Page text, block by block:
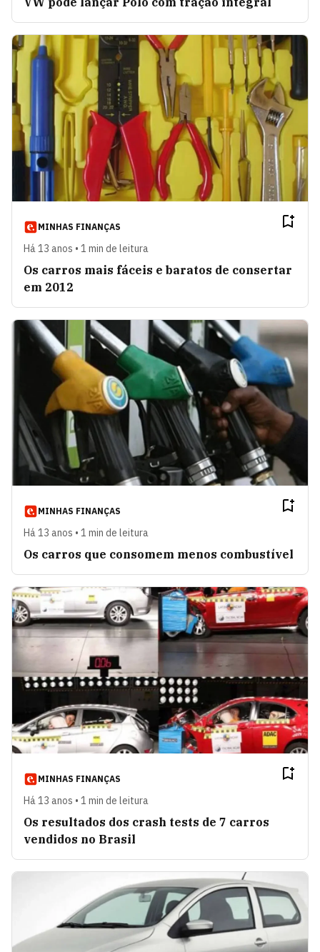
MINHAS FINANÇAS
Há 13 anos • 1 min de leitura
Os carros mais fáceis e baratos de consertar
em 2012
MINHAS FINANÇAS
Há 13 anos • 1 min de leitura
Os carros que consomem menos combustível
MINHAS FINANÇAS
Há 13 anos • 1 min de leitura
Os resultados dos crash tests de 7 carros
vendidos no Brasil